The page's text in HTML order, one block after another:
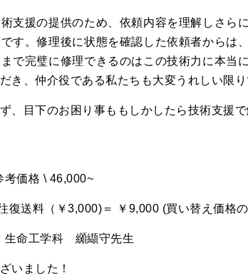
支援の提供のため、依頼内容を理解しさら
す。修理後に状態を確認した依頼者からは
で完璧に修理できるのはこの技術力に本当
き、仲介役である私たちも大変うれしい限り
目下のお困り事ももしかしたら技術支援で
考価格 \ 46,000~
復送料（￥3,000)＝ ￥9,000 (買い替え価格
生命工学科 纐纈守先生
いました！